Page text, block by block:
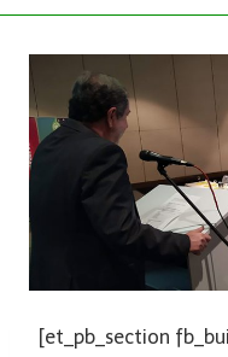
[et_pb_section